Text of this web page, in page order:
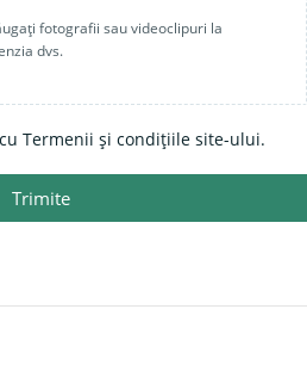
fotografii sau videoclipuri la
dvs.
Termenii și condițiile site-ului.
Trimite